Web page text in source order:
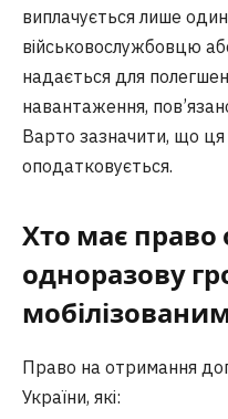
виплачується лише
військовослужбовцю
надається для
навантаження,
Варто зазначити, що
оподатковується.
Хто має
одноразову
Право на отримання
України, які: